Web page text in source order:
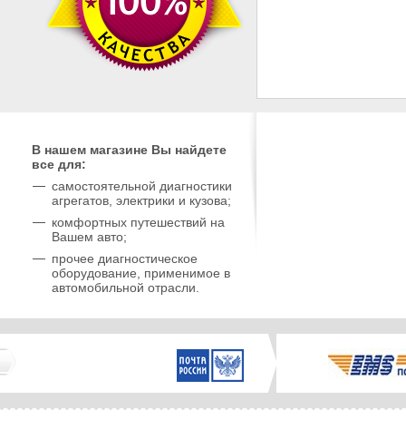
В нашем магазине Вы найдете
все для:
самостоятельной диагностики
агрегатов, электрики и кузова;
комфортных путешествий на
Вашем авто;
прочее диагностическое
оборудование, применимое в
автомобильной отрасли.